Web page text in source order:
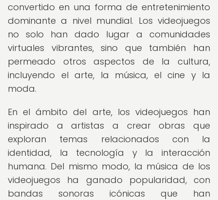
convertido en una forma de entretenimiento
dominante a nivel mundial. Los videojuegos
no solo han dado lugar a comunidades
virtuales vibrantes, sino que también han
permeado otros aspectos de la cultura,
incluyendo el arte, la música, el cine y la
moda.
En el ámbito del arte, los videojuegos han
inspirado a artistas a crear obras que
exploran temas relacionados con la
identidad, la tecnología y la interacción
humana. Del mismo modo, la música de los
videojuegos ha ganado popularidad, con
bandas sonoras icónicas que han